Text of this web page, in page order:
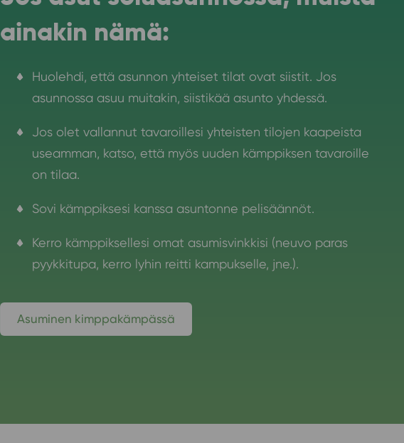
ainakin nämä:
Huolehdi, että asunnon yhteiset tilat ovat siistit. Jos
asunnossa asuu muitakin, siistikää asunto yhdessä.
Jos olet vallannut tavaroillesi yhteisten tilojen kaapeista
useamman, katso, että myös uuden kämppiksen tavaroille
on tilaa.
Sovi kämppiksesi kanssa asuntonne pelisäännöt.
Kerro kämppiksellesi omat asumisvinkkisi (neuvo paras
pyykkitupa, kerro lyhin reitti kampukselle, jne.).
Asuminen kimppakämpässä